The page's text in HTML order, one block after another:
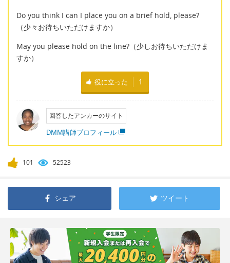
Do you think I can I place you on a brief hold, please?
（少々お待ちいただけますか）
May you please hold on the line?（少しお待ちいただけま
すか）
役に立った 1
回答したアンカーのサイト
DMM講師プロフィール
101 52523
シェア ツイート